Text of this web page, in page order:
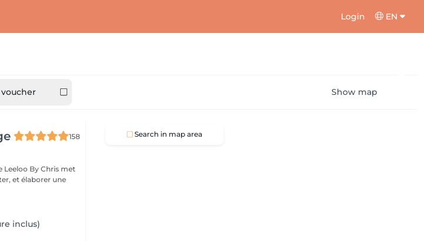
Login EN
Show map
158
Leeloo By Chris met
et élaborer une
inclus)
Search in map area